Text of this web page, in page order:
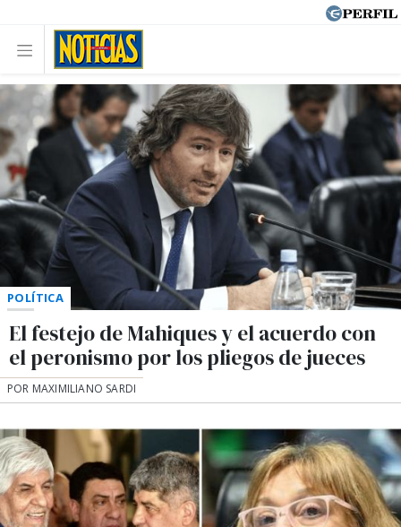
POLÍTICA
El festejo de Mahiques y el acuerdo con
el peronismo por los pliegos de jueces
POR MAXIMILIANO SARDI